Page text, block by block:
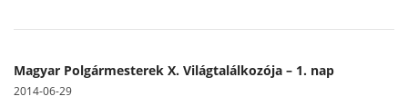
Magyar Polgármesterek X. Világtalálkozója – 1. nap
2014-06-29